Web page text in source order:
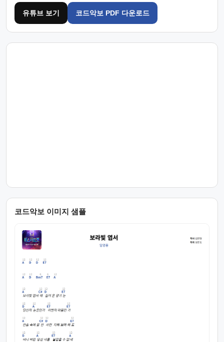
유튜브 보기 코드악보 PDF 다운로드
코드악보 이미지 샘플